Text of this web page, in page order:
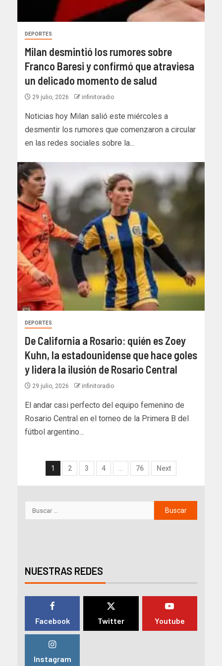
DEPORTES
Milan desmintió los rumores sobre
Franco Baresi y confirmó que atraviesa
un delicado momento de salud
29 julio, 2026 infinitoradio
Noticias hoy Milan salió este miércoles a
desmentir los rumores que comenzaron a circular
en las redes sociales sobre la...
DEPORTES
De California a Rosario: quién es Zoey
Kuhn, la estadounidense que hace goles
y lidera la ilusión de Rosario Central
29 julio, 2026 infinitoradio
El andar casi perfecto del equipo femenino de
Rosario Central en el torneo de la Primera B del
fútbol argentino...
1 2 3 4 … 76 Next
NUESTRAS REDES
Facebook Twitter Youtube
Instagram